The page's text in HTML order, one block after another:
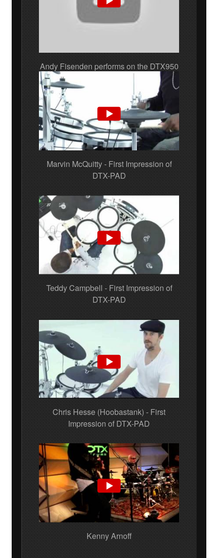
Andy Fisenden performs on the DTX950
Marvin McQuitty - First Impression of
DTX-PAD
Teddy Campbell - First Impression of
DTX-PAD
Chris Hesse (Hoobastank) - First
Impression of DTX-PAD
Kenny Arnoff